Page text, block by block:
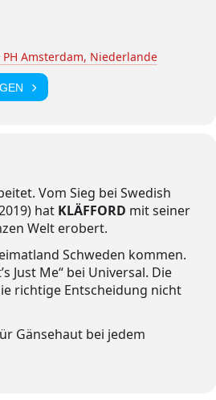
Amsterdam, Niederlande
Vom Sieg bei Swedish
hat KLÄFFORD mit seiner
Welt erobert.
Schweden kommen.
Just Me“ bei Universal. Die
richtige Entscheidung nicht
Gänsehaut bei jedem